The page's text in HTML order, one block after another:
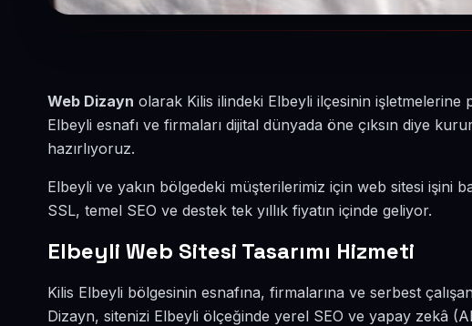
Web Dizayn olarak Kilis ilindeki Elbeyli ilçesinin işletmelerine
Elbeyli esnafı ve firmaları dijital dünyada öne çıksın diye
hazırlıyoruz.
Elbeyli ve yakın bölgedeki müşterilerimiz için web sitesi işini
SSL, temel SEO ve destek tek yıllık fiyatın içinde geliyor.
Elbeyli Web Sitesi Tasarımı Hizmeti
Kilis Elbeyli bölgesinin esnafına, firmalarına ve serbest
Dizayn, sitenizi Elbeyli ölçeğinde yerel SEO ve yapay zekâ